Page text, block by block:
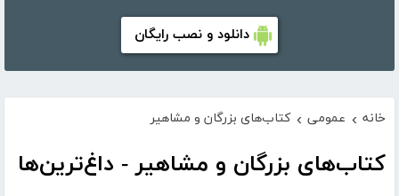
دانلود و نصب رایگان
خانه › عمومی › کتاب‌های بزرگان و مشاهیر
کتاب‌های بزرگان و مشاهیر - داغ‌ترین‌ها